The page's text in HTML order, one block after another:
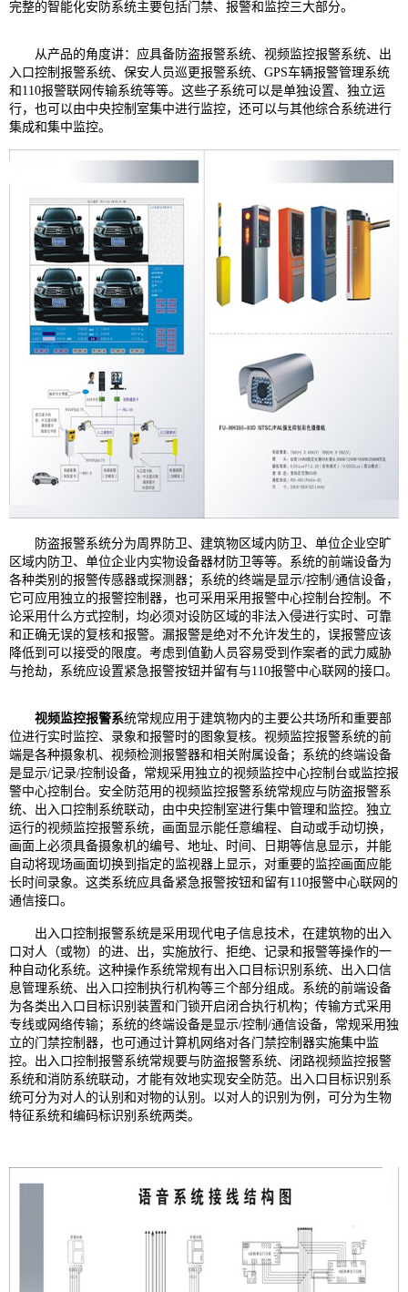
完整的智能化安防系统主要包括门禁、报警和监控三大部分。
从产品的角度讲：应具备防盗报警系统、视频监控报警系统、出
入口控制报警系统、保安人员巡更报警系统、GPS车辆报警管理系统
和110报警联网传输系统等等。这些子系统可以是单独设置、独立运
行，也可以由中央控制室集中进行监控，还可以与其他综合系统进行
集成和集中监控。
防盗报警系统分为周界防卫、建筑物区域内防卫、单位企业空旷
区域内防卫、单位企业内实物设备器材防卫等等。系统的前端设备为
各种类别的报警传感器或探测器；系统的终端是显示/控制/通信设备，
它可应用独立的报警控制器，也可采用采用报警中心控制台控制。不
论采用什么方式控制，均必须对设防区域的非法入侵进行实时、可靠
和正确无误的复核和报警。漏报警是绝对不允许发生的，误报警应该
降低到可以接受的限度。考虑到值勤人员容易受到作案者的武力威胁
与抢劫，系统应设置紧急报警按钮并留有与110报警中心联网的接口。
视频监控报警系统常规应用于建筑物内的主要公共场所和重要部
位进行实时监控、录象和报警时的图象复核。视频监控报警系统的前
端是各种摄象机、视频检测报警器和相关附属设备；系统的终端设备
是显示/记录/控制设备，常规采用独立的视频监控中心控制台或监控报
警中心控制台。安全防范用的视频监控报警系统常规应与防盗报警系
统、出入口控制系统联动，由中央控制室进行集中管理和监控。独立
运行的视频监控报警系统，画面显示能任意编程、自动或手动切换，
画面上必须具备摄象机的编号、地址、时间、日期等信息显示，并能
自动将现场画面切换到指定的监视器上显示，对重要的监控画面应能
长时间录象。这类系统应具备紧急报警按钮和留有110报警中心联网的
通信接口。
出入口控制报警系统是采用现代电子信息技术，在建筑物的出入
口对人（或物）的进、出，实施放行、拒绝、记录和报警等操作的一
种自动化系统。这种操作系统常规有出入口目标识别系统、出入口信
息管理系统、出入口控制执行机构等三个部分组成。系统的前端设备
为各类出入口目标识别装置和门锁开启闭合执行机构；传输方式采用
专线或网络传输；系统的终端设备是显示/控制/通信设备，常规采用独
立的门禁控制器，也可通过计算机网络对各门禁控制器实施集中监
控。出入口控制报警系统常规要与防盗报警系统、闭路视频监控报警
系统和消防系统联动，才能有效地实现安全防范。出入口目标识别系
统可分为对人的认别和对物的认别。以对人的识别为例，可分为生物
特征系统和编码标识别系统两类。